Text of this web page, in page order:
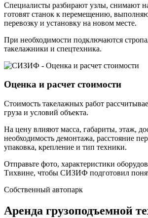
Специалисты разбирают узлы, снимают
готовят станок к перемещению,
перевозку и установку на новом месте.
При необходимости подключаются
такелажники и спецтехника.
Оценка и расчет стоимости
Стоимость такелажных работ
груза и условий объекта.
На цену влияют масса, габариты, этаж,
необходимость демонтажа, расстояние
упаковка, крепление и тип техники.
Отправьте фото, характеристики
Тихвине, чтобы СИЗИФ подготовил
Собственный автопарк
Аренда грузоподъемной